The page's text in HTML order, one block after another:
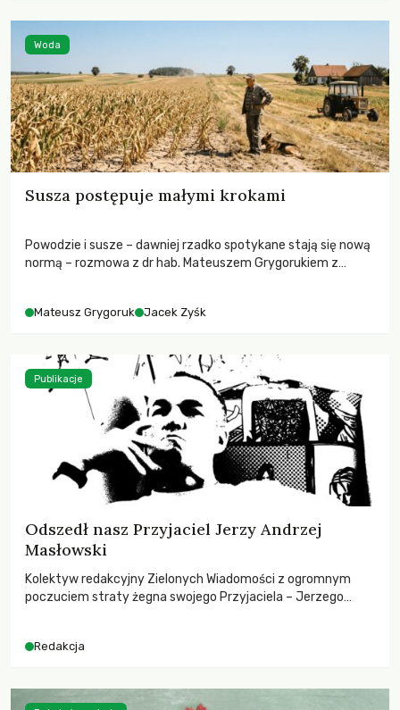
funkcjonowania łowiectwa w Polsce.
Susza postępuje małymi krokami
Powodzie i susze – dawniej rzadko spotykane stają się nową
normą – rozmowa z dr hab. Mateuszem Grygorukiem z
Mateusz Grygoruk Jacek Zyśk
Woda
Odszedł nasz Przyjaciel Jerzy Andrzej
Masłowski
Kolektyw redakcyjny Zielonych Wiadomości z ogromnym
poczuciem straty żegna swojego Przyjaciela – Jerzego
Redakcja
Publikacje